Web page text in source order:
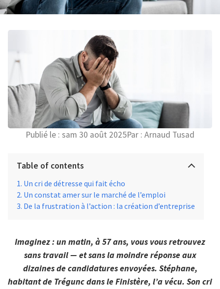
Publié le : sam 30 août 2025Par : Arnaud Tusad
Table of contents
Un cri de détresse qui fait écho
Un constat amer sur le marché de l’emploi
De la frustration à l’action : la création d’entreprise
Imaginez : un matin, à 57 ans, vous vous retrouvez
sans travail — et sans la moindre réponse aux
dizaines de candidatures envoyées. Stéphane,
habitant de Trégunc dans le Finistère, l’a vécu. Son cri